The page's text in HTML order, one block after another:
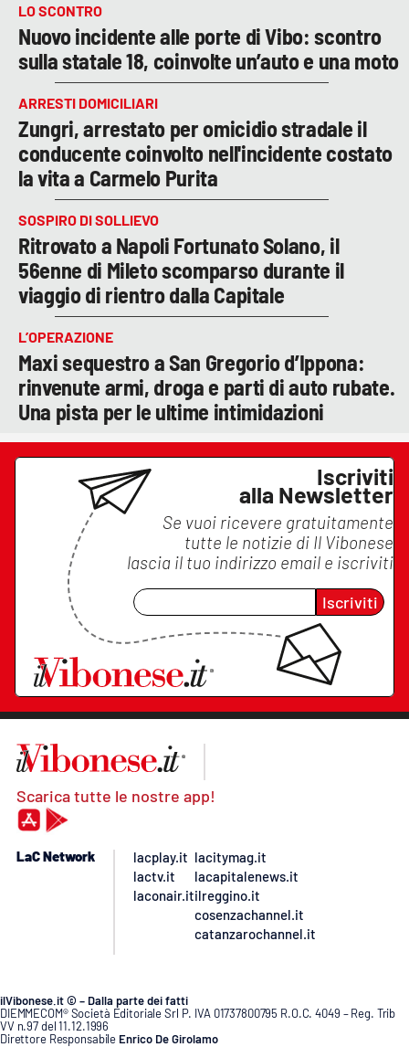
LO SCONTRO
Nuovo incidente alle porte di Vibo: scontro
sulla statale 18, coinvolte un’auto e una moto
ARRESTI DOMICILIARI
Zungri, arrestato per omicidio stradale il
conducente coinvolto nell'incidente costato
la vita a Carmelo Purita
SOSPIRO DI SOLLIEVO
Ritrovato a Napoli Fortunato Solano, il
56enne di Mileto scomparso durante il
viaggio di rientro dalla Capitale
L’OPERAZIONE
Maxi sequestro a San Gregorio d’Ippona:
rinvenute armi, droga e parti di auto rubate.
Una pista per le ultime intimidazioni
Iscriviti
alla Newsletter
Se vuoi ricevere gratuitamente
tutte le notizie di Il Vibonese
lascia il tuo indirizzo email e iscriviti
Iscriviti
Scarica tutte le nostre app!
LaC Network
lacplay.it
lactv.it
laconair.it
lacitymag.it
lacapitalenews.it
ilreggino.it
cosenzachannel.it
catanzarochannel.it
ilVibonese.it © – Dalla parte dei fatti
DIEMMECOM® Società Editoriale Srl P. IVA 01737800795 R.O.C. 4049 – Reg. Trib
VV n.97 del 11.12.1996
Direttore Responsabile Enrico De Girolamo